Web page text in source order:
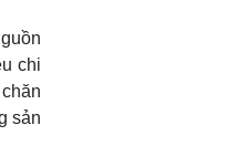
chi
sản